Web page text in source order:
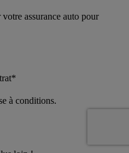
votre assurance auto pour
à conditions.